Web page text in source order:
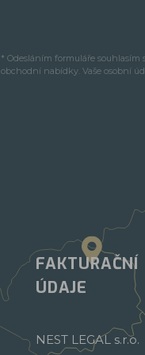
* Odesláním formuláře
obchodní nabídky. Vaše osobní
FAKTURAČNÍ
ÚDAJE
NEST LEGAL s.r.o.